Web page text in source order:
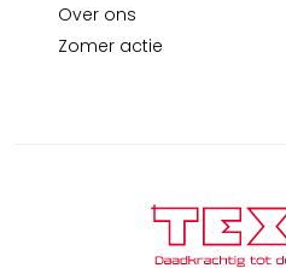
Over ons
Zomer actie